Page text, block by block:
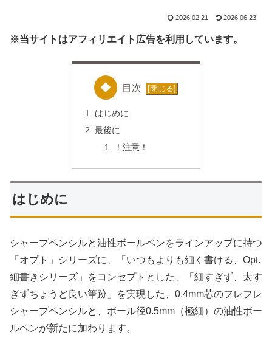
2026.02.21 2026.06.23
※当サイトはアフィリエイト広告を利用しています。
目次
はじめに
最後に
！注意！
はじめに
シャープペンシルと油性ボールペンをラインアップに持つ
「オプト」シリーズに、「いつもよりも細く書ける、Opt.
細書きシリーズ」をコンセプトとした、「細すぎず、太す
ぎずちょうど良い筆跡」を実現した、0.4mm芯のフレフレ
シャープペンシルと、ボール径0.5mm（極細）の油性ボー
ルペンが新たに加わります。